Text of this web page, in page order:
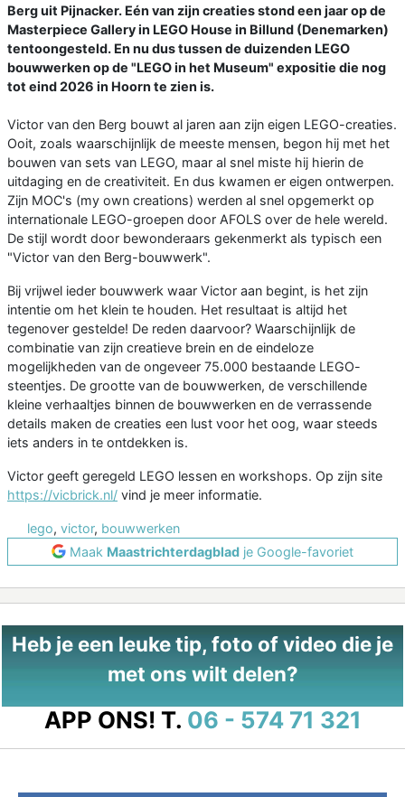
Berg uit Pijnacker. Eén van zijn creaties stond een jaar op de
Masterpiece Gallery in LEGO House in Billund (Denemarken)
tentoongesteld. En nu dus tussen de duizenden LEGO
bouwwerken op de "LEGO in het Museum" expositie die nog
tot eind 2026 in Hoorn te zien is.
Victor van den Berg bouwt al jaren aan zijn eigen LEGO-creaties.
Ooit, zoals waarschijnlijk de meeste mensen, begon hij met het
bouwen van sets van LEGO, maar al snel miste hij hierin de
uitdaging en de creativiteit. En dus kwamen er eigen ontwerpen.
Zijn MOC's (my own creations) werden al snel opgemerkt op
internationale LEGO-groepen door AFOLS over de hele wereld.
De stijl wordt door bewonderaars gekenmerkt als typisch een
"Victor van den Berg-bouwwerk".
Bij vrijwel ieder bouwwerk waar Victor aan begint, is het zijn
intentie om het klein te houden. Het resultaat is altijd het
tegenover gestelde! De reden daarvoor? Waarschijnlijk de
combinatie van zijn creatieve brein en de eindeloze
mogelijkheden van de ongeveer 75.000 bestaande LEGO-
steentjes. De grootte van de bouwwerken, de verschillende
kleine verhaaltjes binnen de bouwwerken en de verrassende
details maken de creaties een lust voor het oog, waar steeds
iets anders in te ontdekken is.
Victor geeft geregeld LEGO lessen en workshops. Op zijn site
https://vicbrick.nl/ vind je meer informatie.
lego, victor, bouwwerken
Maak Maastrichterdagblad je Google-favoriet
Heb je een leuke tip, foto of video die je
met ons wilt delen?
APP ONS! T. 06 - 574 71 321